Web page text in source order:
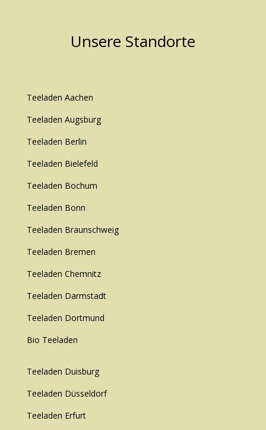
Unsere Standorte
Teeladen Aachen
Teeladen Augsburg
Teeladen Berlin
Teeladen Bielefeld
Teeladen Bochum
Teeladen Bonn
Teeladen Braunschweig
Teeladen Bremen
Teeladen Chemnitz
Teeladen Darmstadt
Teeladen Dortmund
Bio Teeladen
Teeladen Duisburg
Teeladen Düsseldorf
Teeladen Erfurt